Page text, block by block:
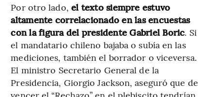
Por otro lado, el texto siempre estuvo
altamente correlacionado en las encuestas
con la figura del presidente Gabriel Boric. Si
el mandatario chileno bajaba o subía en las
mediciones, también el borrador o viceversa.
El ministro Secretario General de la
Presidencia, Giorgio Jackson, aseguró que de